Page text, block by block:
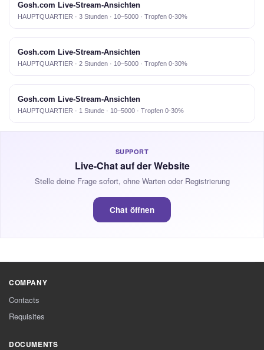
Gosh.com Live-Stream-Ansichten
HAUPTQUARTIER · 3 Stunden · 10–5000 · Tropfen 0-30%
Gosh.com Live-Stream-Ansichten
HAUPTQUARTIER · 2 Stunden · 10–5000 · Tropfen 0-30%
Gosh.com Live-Stream-Ansichten
HAUPTQUARTIER · 1 Stunde · 10–5000 · Tropfen 0-30%
SUPPORT
Live-Chat auf der Website
Stelle deine Frage sofort, ohne Warten oder Registrierung
Chat öffnen
COMPANY
Contacts
Requisites
DOCUMENTS